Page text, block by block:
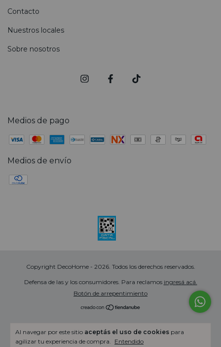
Al navegar por este sitio aceptás el uso de cookies para
agilizar tu experiencia de compra. Entendido
Contacto
Nuestros locales
Sobre nosotros
Medios de pago
Medios de envío
Copyright DecoHome - 2026. Todos los derechos reservados.
Defensa de las y los consumidores. Para reclamos ingresá acá.
Botón de arrepentimiento